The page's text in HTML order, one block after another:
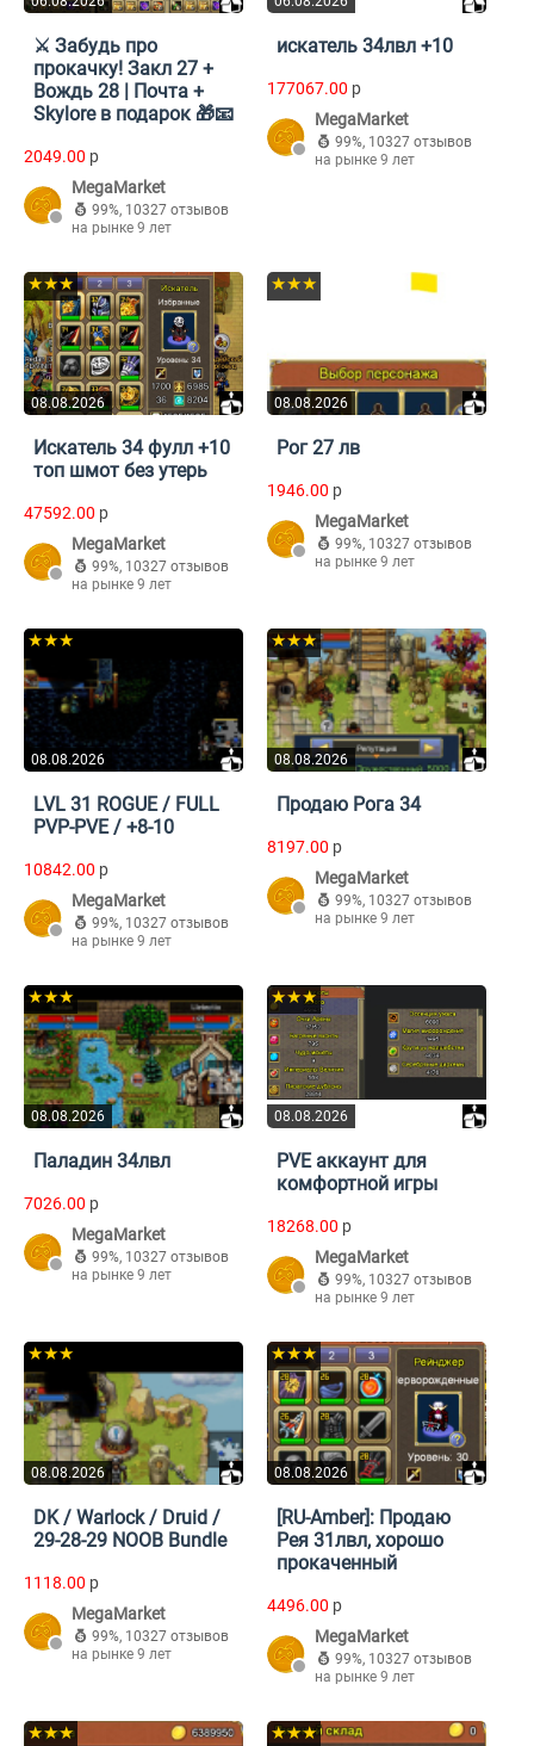
⚔️ Забудь про
прокачку! Закл 27 +
Вождь 28 | Почта +
Skylore в подарок 🎁📧
2049.00 p
MegaMarket
99%, 10327 отзывов
на рынке 9 лет
искатель 34лвл +10
177067.00 p
MegaMarket
99%, 10327 отзывов
на рынке 9 лет
08.08.2026
★★★
Искатель 34 фулл +10
топ шмот без утерь
47592.00 p
MegaMarket
99%, 10327 отзывов
на рынке 9 лет
08.08.2026
★★★
Рог 27 лв
1946.00 p
MegaMarket
99%, 10327 отзывов
на рынке 9 лет
08.08.2026
★★★
LVL 31 ROGUE / FULL
PVP-PVE / +8-10
10842.00 p
MegaMarket
99%, 10327 отзывов
на рынке 9 лет
08.08.2026
★★★
Продаю Рога 34
8197.00 p
MegaMarket
99%, 10327 отзывов
на рынке 9 лет
08.08.2026
★★★
Паладин 34лвл
7026.00 p
MegaMarket
99%, 10327 отзывов
на рынке 9 лет
08.08.2026
★★★
PVE аккаунт для
комфортной игры
18268.00 p
MegaMarket
99%, 10327 отзывов
на рынке 9 лет
08.08.2026
★★★
DK / Warlock / Druid /
29-28-29 NOOB Bundle
1118.00 p
MegaMarket
99%, 10327 отзывов
на рынке 9 лет
08.08.2026
★★★
[RU-Amber]: Продаю
Рея 31лвл, хорошо
прокаченный
4496.00 p
MegaMarket
99%, 10327 отзывов
на рынке 9 лет
★★★ ★★★